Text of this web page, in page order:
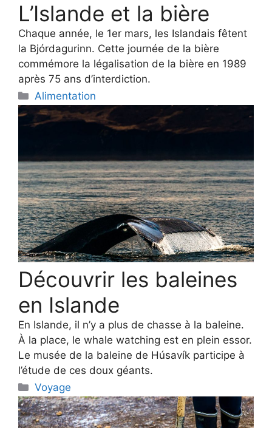
L’Islande et la bière
Chaque année, le 1er mars, les Islandais fêtent
la Bjórdagurinn. Cette journée de la bière
commémore la légalisation de la bière en 1989
après 75 ans d’interdiction.
Categories
Alimentation
Découvrir les baleines
en Islande
En Islande, il n’y a plus de chasse à la baleine.
À la place, le whale watching est en plein essor.
Le musée de la baleine de Húsavík participe à
l’étude de ces doux géants.
Categories
Voyage